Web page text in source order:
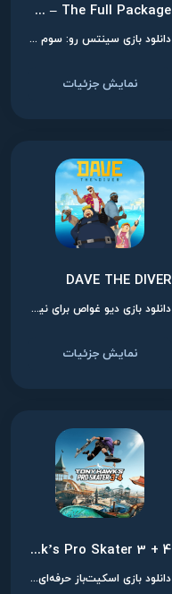
Saints Row: The Third – The Full Package
دانلود بازی سینتس رو: سوم - پکیج کامل برای نینتندو سوییچ
نمایش جزئیات
DAVE THE DIVER
دانلود بازی دیو غواص برای نینتندو سوییچ
نمایش جزئیات
Tony Hawk’s Pro Skater 3 + 4
دانلود بازی اسکیت‌باز حرفه‌ای تونی هاوک ۳ + ۴ برای نینتندو سوییچ